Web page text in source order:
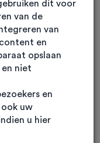
tot
dit voor
van de
van
en
opslaan
niet
en
uw
u hier